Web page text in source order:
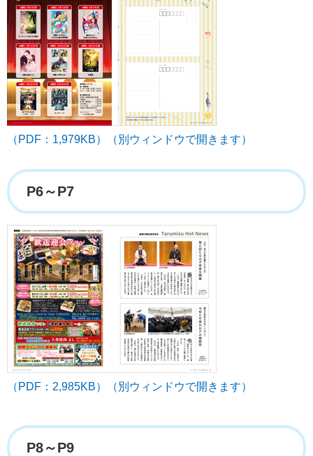
（PDF：1,979KB）（別ウィンドウで開きます）
P6～P7
（PDF：2,985KB）（別ウィンドウで開きます）
P8～P9